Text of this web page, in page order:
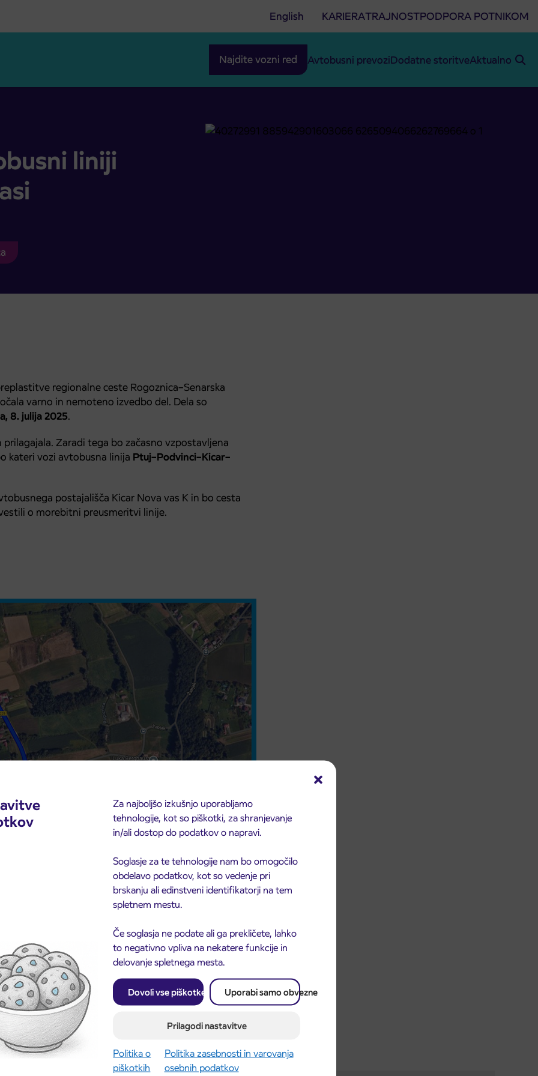
Za najboljšo izkušnjo uporabljamo
tehnologije, kot so piškotki, za shranjevanje
in/ali dostop do podatkov o napravi.
Soglasje za te tehnologije nam bo omogočilo
obdelavo podatkov, kot so vedenje pri
brskanju ali edinstveni identifikatorji na tem
spletnem mestu.
Če soglasja ne podate ali ga prekličete, lahko
to negativno vpliva na nekatere funkcije in
delovanje spletnega mesta.
Dovoli vse piškotke Uporabi samo obvezne
Prilagodi nastavitve
Politika o
piškotkih
Politika zasebnosti in varovanja
osebnih podatkov
English KARIERATRAJNOSTPODPORA POTNIKOM
Najdite vozni red Avtobusni prevoziDodatne storitveAktualno
liniji
regionalne ceste Rogoznica–Senarska
varno in nemoteno izvedbo del. Dela so
8. julija 2025.
Zaradi tega bo začasno vzpostavljena
kateri vozi avtobusna linija Ptuj–Podvinci–Kicar–
postajališča Kicar Nova vas K in bo cesta
o morebitni preusmeritvi linije.